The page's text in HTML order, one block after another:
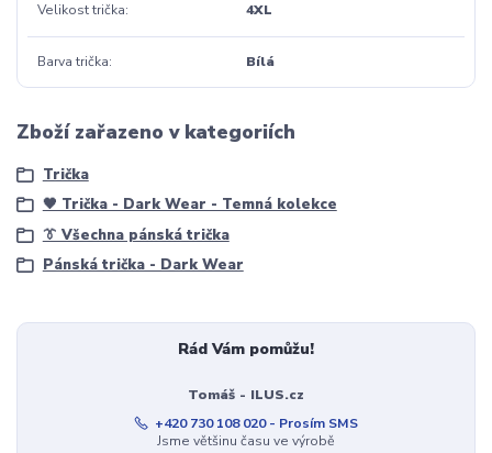
Velikost trička 4XL
Barva trička Bílá
Zboží zařazeno v kategoriích
Trička
🖤 Trička - Dark Wear - Temná kolekce
👔 Všechna pánská trička
Pánská trička - Dark Wear
Rád Vám pomůžu!
Tomáš - ILUS.cz
+420 730 108 020 - Prosím SMS
Jsme většinu času ve výrobě